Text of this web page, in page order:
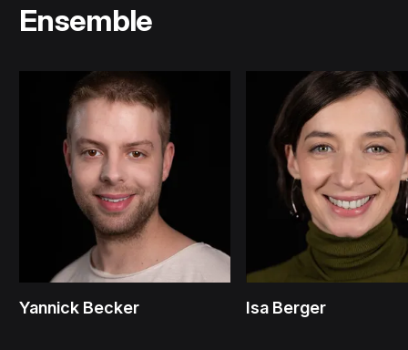
Ensemble
Yannick Becker Isa Berger